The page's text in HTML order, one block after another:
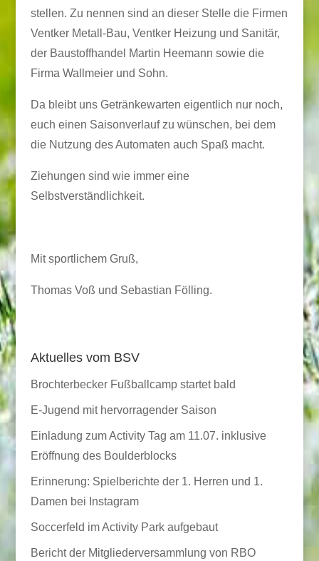
stellen. Zu nennen sind an dieser Stelle die Firmen
Ventker Metall-Bau, Ventker Heizung und Sanitär,
der Baustoffhandel Martin Heemann sowie die
Firma Wallmeier und Sohn.
Da bleibt uns Getränkewarten eigentlich nur noch,
euch einen Saisonverlauf zu wünschen, bei dem
die Nutzung des Automaten auch Spaß macht.
Ziehungen sind wie immer eine
Selbstverständlichkeit.
Mit sportlichem Gruß,
Thomas Voß und Sebastian Fölling.
Aktuelles vom BSV
Brochterbecker Fußballcamp startet bald
E-Jugend mit hervorragender Saison
Einladung zum Activity Tag am 11.07. inklusive
Eröffnung des Boulderblocks
Erinnerung: Spielberichte der 1. Herren und 1.
Damen bei Instagram
Soccerfeld im Activity Park aufgebaut
Bericht der Mitgliederversammlung von RBO